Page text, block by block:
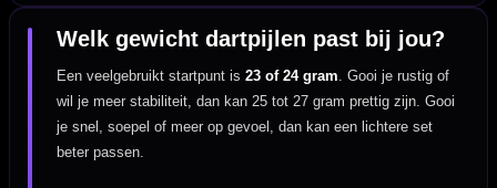
Welk gewicht dartpijlen past bij jou?
Een veelgebruikt startpunt is23 of 24 gram. Gooi je rustig of
wil je meer stabiliteit, dan kan 25 tot 27 gram prettig zijn. Gooi
je snel, soepel of meer op gevoel, dan kan een lichtere set
beter passen.